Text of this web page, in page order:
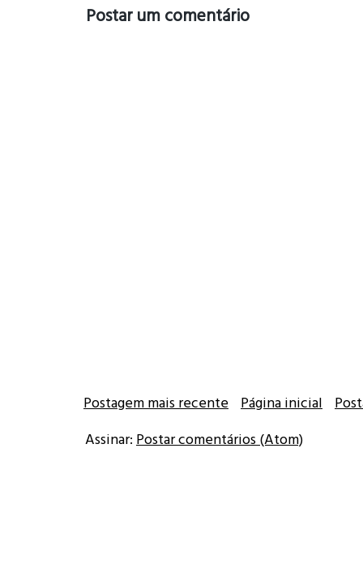
Postar um comentário
Postagem mais recente Página inicial
Assinar: Postar comentários (Atom)